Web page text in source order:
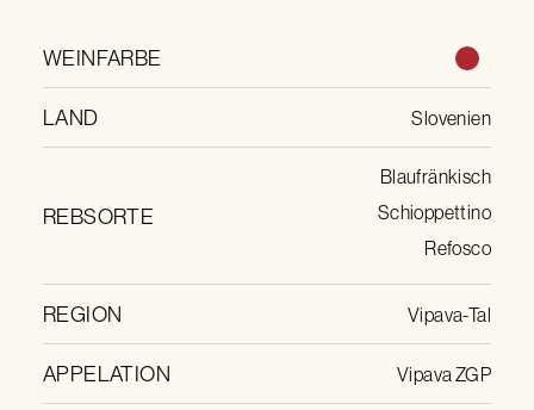
WEINFARBE
LAND Slovenien
REBSORTE
Blaufränkisch
Schioppettino
Refosco
REGION Vipava-Tal
APPELATION Vipava ZGP